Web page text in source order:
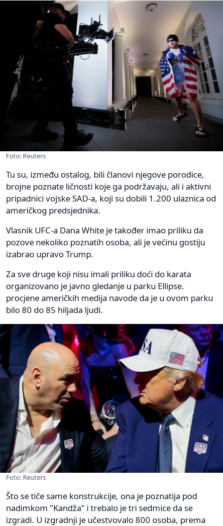
Foto: Reuters
Tu su, između ostalog, bili članovi njegove porodice,
brojne poznate ličnosti koje ga podržavaju, ali i aktivni
pripadnici vojske SAD-a, koji su dobili 1.200 ulaznica od
američkog predsjednika.
Vlasnik UFC-a Dana White je također imao priliku da
pozove nekoliko poznatih osoba, ali je većinu gostiju
izabrao upravo Trump.
Za sve druge koji nisu imali priliku doći do karata
organizovano je javno gledanje u parku Ellipse.
procjene američkih medija navode da je u ovom parku
bilo 80 do 85 hiljada ljudi.
Foto: Reuters
Što se tiče same konstrukcije, ona je poznatija pod
nadimkom "Kandža" i trebalo je tri sedmice da se
izgradi. U izgradnji je učestvovalo 800 osoba, prema